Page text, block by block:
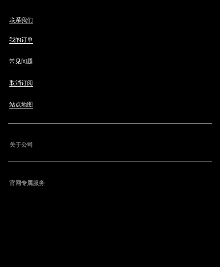
联系我们
我的订单
常见问题
取消订阅
站点地图
关于公司
官网专属服务